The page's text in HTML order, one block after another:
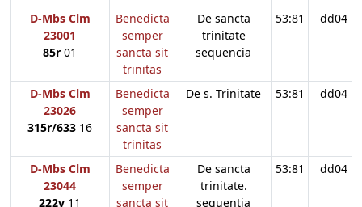
D-Mbs Clm
23001
85r 01
Benedicta
semper
sancta sit
trinitas
De sancta
trinitate
sequencia
53:81 dd04
D-Mbs Clm
23026
315r/633 16
Benedicta
semper
sancta sit
trinitas
De s. Trinitate 53:81 dd04
D-Mbs Clm
23044
222v 11
Benedicta
semper
sancta sit
De sancta
trinitate.
sequentia
53:81 dd04